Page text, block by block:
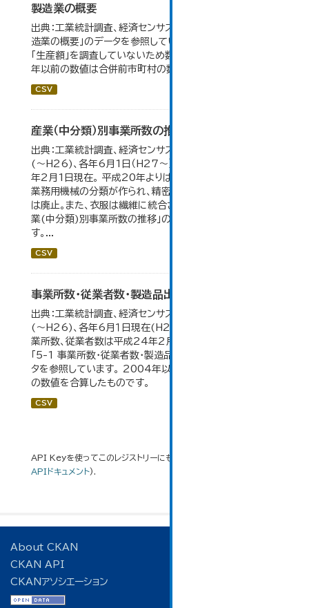
製造業の概要
出典：工業統計調査、経済センサス。 大仙市の統計「5-7 製
造業の概要」のデータを参照しています。 2007年以前は
「生産額」を調査していないため数値はありません。 2004
年以前の数値は合併前市町村の数値を合算したものです。
CSV
産業（中分類）別事業所数の推移
出典：工業統計調査、経済センサス。各年12月31日現在
(～H26)、各年6月1日（H27～）・平成23年のみ平成24
年2月1日現在。 平成20年よりはん用機械、生産用機械、
業務用機械の分類が作られ、精密機械、一般用機械の分類
は廃止。また、衣服は繊維に統合された。 大仙市の統計「産
業(中分類)別事業所数の推移」のデータを参照していま
す。...
CSV
事業所数・従業者数・製造品出荷額等の推移
出典：工業統計調査、経済センサス。各年12月31日現在
(～H26)、各年6月１日現在(H27～)。 平成23年のみ事
業所数、従業者数は平成24年2月1日現在。 大仙市の統計
「5-1 事業所数・従業者数・製造品出荷額等の推移」のデー
タを参照しています。 2004年以前の数値は合併前市町村
の数値を合算したものです。
CSV
API Keyを使ってこのレジストリーにもアクセス可能です
APIドキュメント).
About CKAN
CKAN API
CKANアソシエーション